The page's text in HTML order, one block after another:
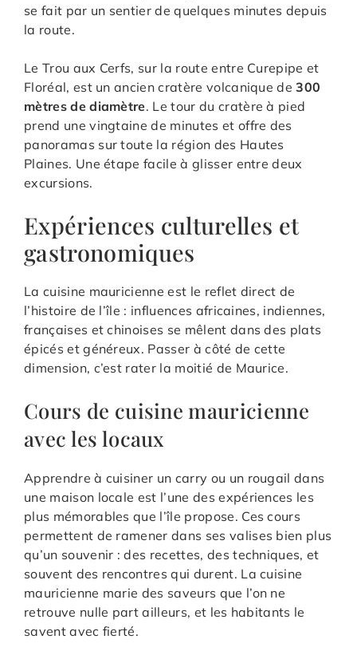
se fait par un sentier de quelques minutes depuis
la route.
Le Trou aux Cerfs, sur la route entre Curepipe et
Floréal, est un ancien cratère volcanique de300
mètres de diamètre. Le tour du cratère à pied
prend une vingtaine de minutes et offre des
panoramas sur toute la région des Hautes
Plaines. Une étape facile à glisser entre deux
excursions.
Expériences culturelles et
gastronomiques
La cuisine mauricienne est le reflet direct de
l’histoire de l’île : influences africaines, indiennes,
françaises et chinoises se mêlent dans des plats
épicés et généreux. Passer à côté de cette
dimension, c’est rater la moitié de Maurice.
Cours de cuisine mauricienne
avec les locaux
Apprendre à cuisiner un carry ou un rougail dans
une maison locale est l’une des expériences les
plus mémorables que l’île propose. Ces cours
permettent de ramener dans ses valises bien plus
qu’un souvenir : des recettes, des techniques, et
souvent des rencontres qui durent. La cuisine
mauricienne marie des saveurs que l’on ne
retrouve nulle part ailleurs, et les habitants le
savent avec fierté.